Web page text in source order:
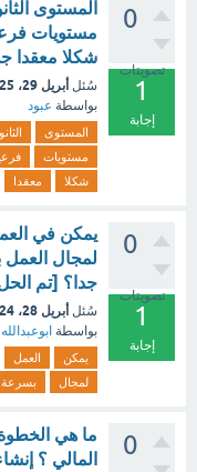
0
تصويتات
1
إجابة
مستويات
شكلا معقدا
سُئل أبريل 29، 2025
بواسطة عبود
المستوى
مستويات
شكلا
معقدا
0
تصويتات
1
إجابة
يمكن في
لمجال
جدا؟ [تم
سُئل أبريل 28، 2024
بواسطة ابوعبدالله
يمكن العمل
لمجال
بسرعة
0
ما هي
المالي ؟